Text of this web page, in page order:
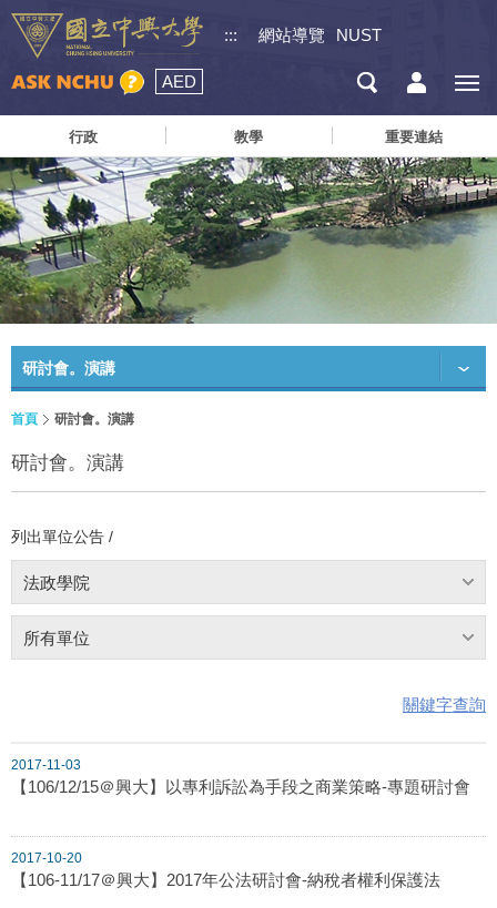
::: 網站導覽 NUST
AED
行政 教學 重要連結
研討會。演講
首頁 研討會。演講
研討會。演講
列出單位公告 /
法政學院
所有單位
關鍵字查詢
2017-11-03
【106/12/15＠興大】以專利訴訟為手段之商業策略-專題研討會
2017-10-20
【106-11/17＠興大】2017年公法研討會-納稅者權利保護法